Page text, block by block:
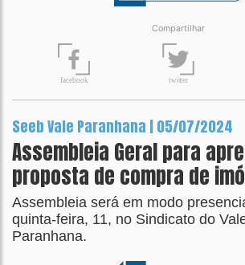
Compartilhar
facebook twitter
Seeb Vale Paranhana | 05/07/2024
Assembleia Geral para
proposta de compra de
Assembleia será em modo
quinta-feira, 11, no Sindicato do
Paranhana.